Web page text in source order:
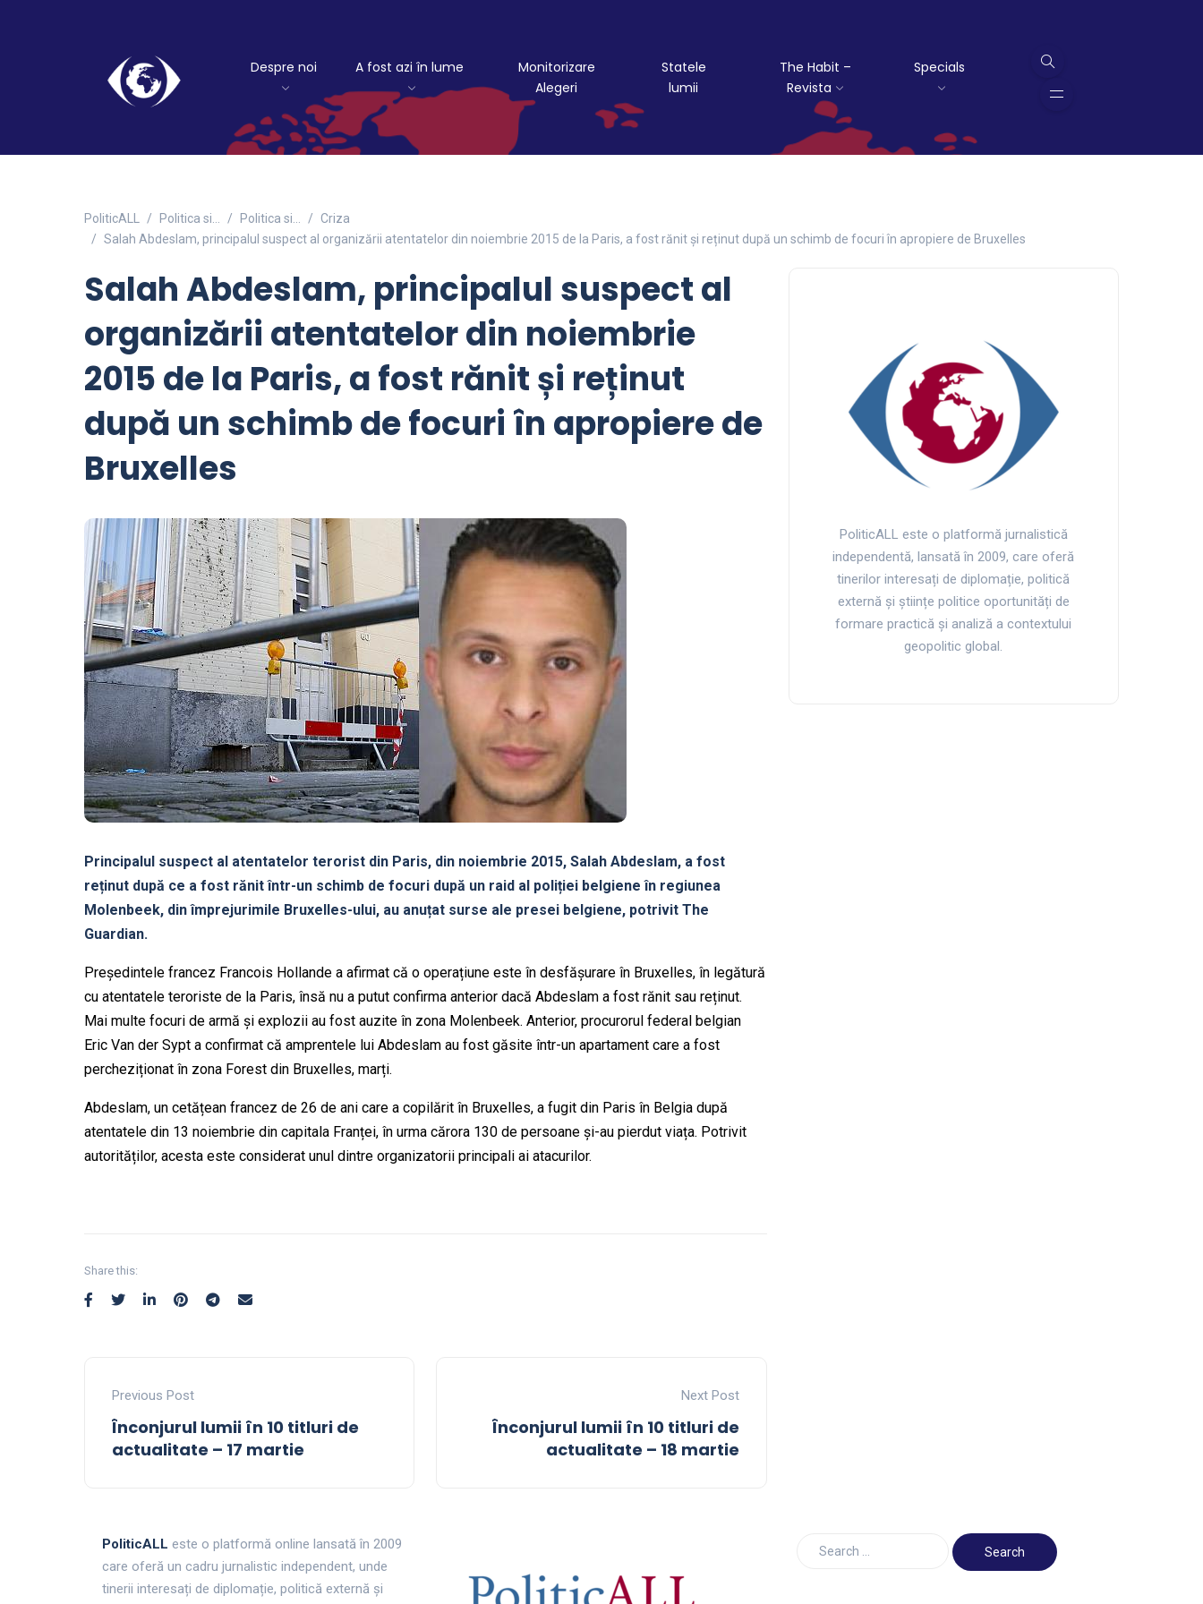
Despre noi A fost azi în lume
Monitorizare
Alegeri
Statele
lumii
The Habit –
Revista
Specials
PoliticALL Politica si… Politica si...
Criza
Salah Abdeslam, principalul suspect al organizării atentatelor din noiembrie 2015 de la Paris, a fost rănit și reținut după un schimb de focuri în apropiere de Bruxelles
Salah Abdeslam, principalul suspect al
organizării atentatelor din noiembrie
2015 de la Paris, a fost rănit și reținut
după un schimb de focuri în apropiere de
Bruxelles
Principalul suspect al atentatelor terorist din Paris, din noiembrie 2015, Salah Abdeslam, a fost
reținut după ce a fost rănit într-un schimb de focuri după un raid al poliției belgiene în regiunea
Molenbeek, din împrejurimile Bruxelles-ului, au anuțat surse ale presei belgiene, potrivit The
Guardian.
Președintele francez Francois Hollande a afirmat că o operațiune este în desfășurare în Bruxelles, în legătură
cu atentatele teroriste de la Paris, însă nu a putut confirma anterior dacă Abdeslam a fost rănit sau reținut.
Mai multe focuri de armă și explozii au fost auzite în zona Molenbeek. Anterior, procurorul federal belgian
Eric Van der Sypt a confirmat că amprentele lui Abdeslam au fost găsite într-un apartament care a fost
percheziționat în zona Forest din Bruxelles, marți.
Abdeslam, un cetățean francez de 26 de ani care a copilărit în Bruxelles, a fugit din Paris în Belgia după
atentatele din 13 noiembrie din capitala Franței, în urma cărora 130 de persoane și-au pierdut viața. Potrivit
autorităților, acesta este considerat unul dintre organizatorii principali ai atacurilor.
Share this:
Previous Post
Înconjurul lumii în 10 titluri de
actualitate – 17 martie
Next Post
Înconjurul lumii în 10 titluri de
actualitate – 18 martie
PoliticALL este o platformă jurnalistică
independentă, lansată în 2009, care oferă
tinerilor interesați de diplomație, politică
externă și științe politice oportunități de
formare practică și analiză a contextului
geopolitic global.
PoliticALL este o platformă online lansată în 2009
care oferă un cadru jurnalistic independent, unde
tinerii interesați de diplomație, politică externă și